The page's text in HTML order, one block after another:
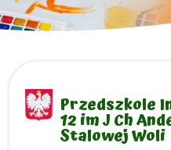
Przedszkole
12 im J Ch
Stalowej Woli